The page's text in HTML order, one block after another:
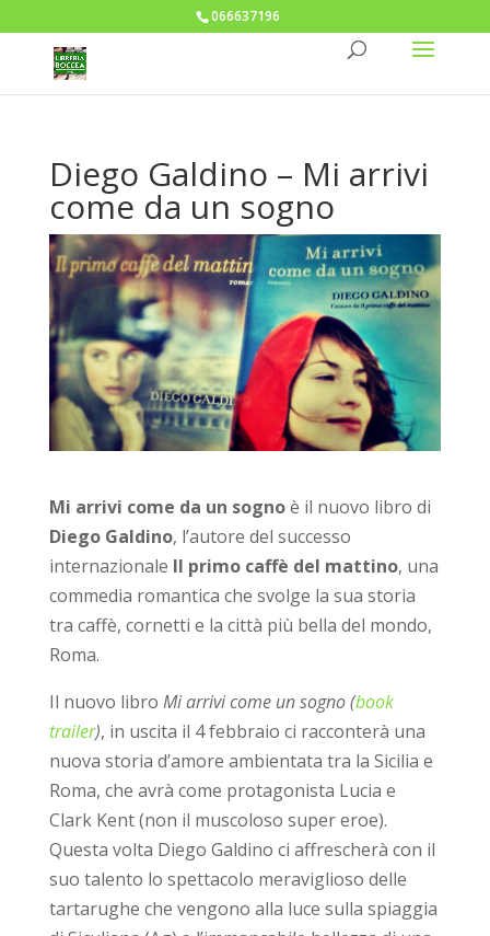
066637196
Diego Galdino – Mi arrivi
come da un sogno
Mi arrivi come da un sognoè il nuovo libro di
Diego Galdino, l’autore del successo
internazionale Il primo caffè del mattino, una
commedia romantica che svolge la sua storia
tra caffè, cornetti e la città più bella del mondo,
Roma.
Il nuovo libro Mi arrivi come un sogno (book
trailer), in uscita il 4 febbraio ci racconterà una
nuova storia d’amore ambientata tra la Sicilia e
Roma, che avrà come protagonista Lucia e
Clark Kent (non il muscoloso super eroe).
Questa volta Diego Galdino ci affrescherà con il
suo talento lo spettacolo meraviglioso delle
tartarughe che vengono alla luce sulla spiaggia